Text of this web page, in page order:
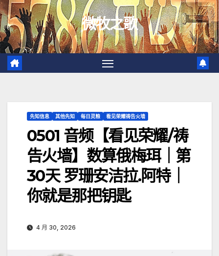
跳
至
内
容
微牧之歌
先知信息 其他先知 每日灵粮 看见荣耀祷告火墙
0501 音频【看见荣耀/祷
告火墙】数算俄梅珥｜第
30天 罗珊安洁拉.阿特｜
你就是那把钥匙
4 月 30, 2026